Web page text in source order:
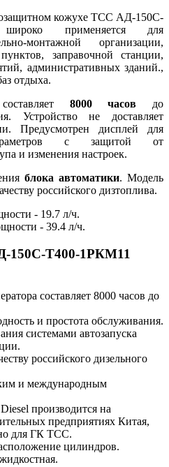
кожухе ТСС АД-150С-
применяется для
монтажной организации,
заправочной станции,
административных зданий.,
отдыха.
8000 часов до
Устройство не доставляет
Предусмотрен дисплей для
с защитой от
и изменения настроек.
блока автоматики. Модель
российского дизтоплива.
- 19.7 л/ч.
- 39.4 л/ч.
150С-Т400-1РКМ11
составляет 8000 часов до
и простота обслуживания.
системами автозапуска
российского дизельного
и международным
производится на
предприятиях Китая,
для ГК ТСС.
цилиндров.